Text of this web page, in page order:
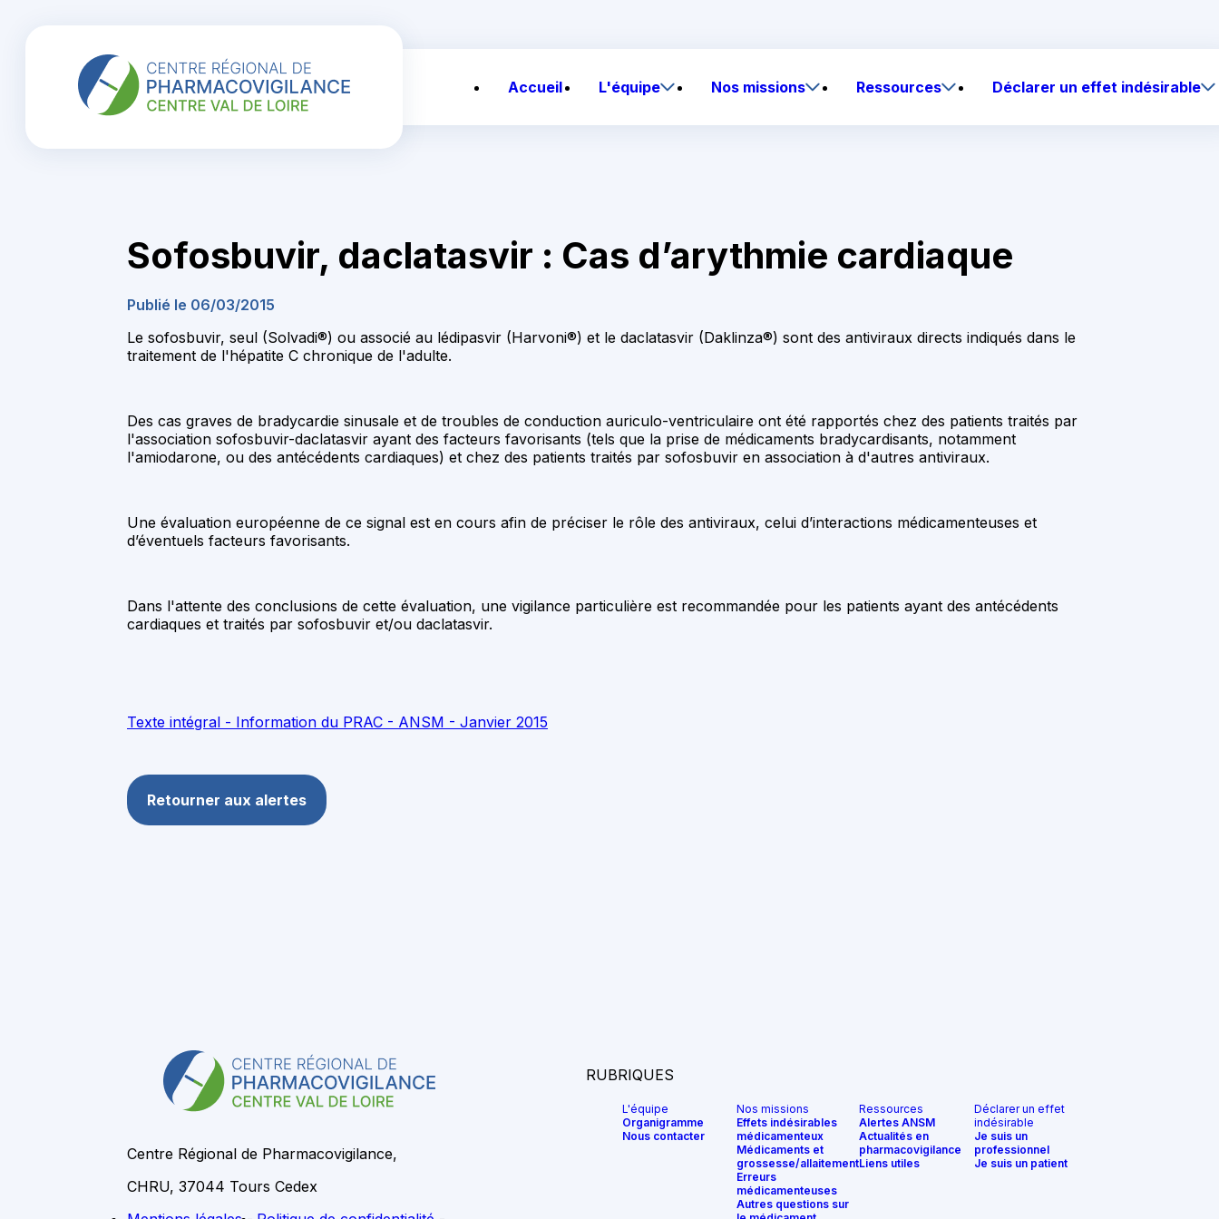
Accueil L'équipe Nos missions Ressources Déclarer un effet indésirable
Sofosbuvir, daclatasvir : Cas d’arythmie cardiaque
Publié le 06/03/2015
Le sofosbuvir, seul (Solvadi®) ou associé au lédipasvir (Harvoni®) et le daclatasvir (Daklinza®) sont des antiviraux directs indiqués dans le
traitement de l'hépatite C chronique de l'adulte.
Des cas graves de bradycardie sinusale et de troubles de conduction auriculo-ventriculaire ont été rapportés chez des patients traités par
l'association sofosbuvir-daclatasvir ayant des facteurs favorisants (tels que la prise de médicaments bradycardisants, notamment
l'amiodarone, ou des antécédents cardiaques) et chez des patients traités par sofosbuvir en association à d'autres antiviraux.
Une évaluation européenne de ce signal est en cours afin de préciser le rôle des antiviraux, celui d’interactions médicamenteuses et
d’éventuels facteurs favorisants.
Dans l'attente des conclusions de cette évaluation, une vigilance particulière est recommandée pour les patients ayant des antécédents
cardiaques et traités par sofosbuvir et/ou daclatasvir.
Texte intégral - Information du PRAC - ANSM - Janvier 2015
Retourner aux alertes
Centre Régional de Pharmacovigilance,
CHRU, 37044 Tours Cedex
RUBRIQUES
L'équipe
Organigramme
Nous contacter
Nos missions
Effets indésirables
médicamenteux
Médicaments et
grossesse/allaitement
Erreurs
médicamenteuses
Autres questions sur
Ressources
Alertes ANSM
Actualités en
pharmacovigilance
Liens utiles
Déclarer un effet
indésirable
Je suis un
professionnel
Je suis un patient